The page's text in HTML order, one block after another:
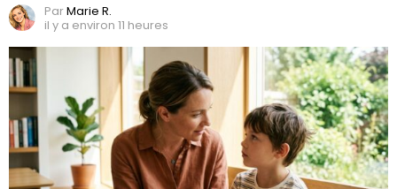
ParMarie R.
il y a environ 11 heures